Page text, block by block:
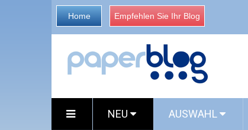
Home Empfehlen Sie Ihr Blog
NEU AUSWAHL